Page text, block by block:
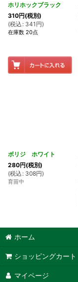
ホリホックブラック
310円(税別)
(税込 : 341 円)
在庫数 20点
ボリジ ホワイト
280円(税別)
(税込 : 308円)
育苗中
ホーム
ショッピングカート
マイページ